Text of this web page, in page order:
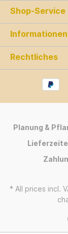
Shop-Service
Informationen
Rechtliches
Planung &
* All prices incl.